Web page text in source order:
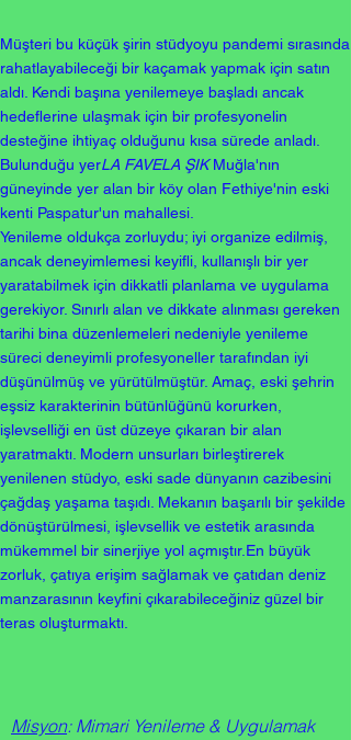
Müşteri bu küçük şirin stüdyoyu pandemi sırasında
rahatlayabileceği bir kaçamak yapmak için satın
aldı. Kendi başına yenilemeye başladı ancak
hedeflerine ulaşmak için bir profesyonelin
desteğine ihtiyaç olduğunu kısa sürede anladı.
Bulunduğu yerLA FAVELA ŞIKMuğla'nın
güneyinde yer alan bir köy olan Fethiye'nin eski
kenti Paspatur'un mahallesi.
Yenileme oldukça zorluydu; iyi organize edilmiş,
ancak deneyimlemesi keyifli, kullanışlı bir yer
yaratabilmek için dikkatli planlama ve uygulama
gerekiyor. Sınırlı alan ve dikkate alınması gereken
tarihi bina düzenlemeleri nedeniyle yenileme
süreci deneyimli profesyoneller tarafından iyi
düşünülmüş ve yürütülmüştür. Amaç, eski şehrin
eşsiz karakterinin bütünlüğünü korurken,
işlevselliği en üst düzeye çıkaran bir alan
yaratmaktı. Modern unsurları birleştirerek
yenilenen stüdyo, eski sade dünyanın cazibesini
çağdaş yaşama taşıdı. Mekanın başarılı bir şekilde
dönüştürülmesi, işlevsellik ve estetik arasında
mükemmel bir sinerjiye yol açmıştır.En büyük
zorluk, çatıya erişim sağlamak ve çatıdan deniz
manzarasının keyfini çıkarabileceğiniz güzel bir
teras oluşturmaktı.
Misyon: Mimari Yenileme & Uygulamak